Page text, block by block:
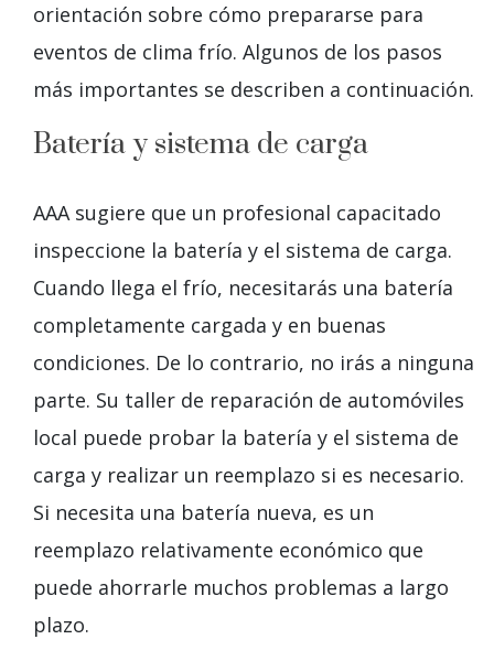
orientación sobre cómo prepararse para
eventos de clima frío. Algunos de los pasos
más importantes se describen a continuación.
Batería y sistema de carga
AAA sugiere que un profesional capacitado
inspeccione la batería y el sistema de carga.
Cuando llega el frío, necesitarás una batería
completamente cargada y en buenas
condiciones. De lo contrario, no irás a ninguna
parte. Su taller de reparación de automóviles
local puede probar la batería y el sistema de
carga y realizar un reemplazo si es necesario.
Si necesita una batería nueva, es un
reemplazo relativamente económico que
puede ahorrarle muchos problemas a largo
plazo.